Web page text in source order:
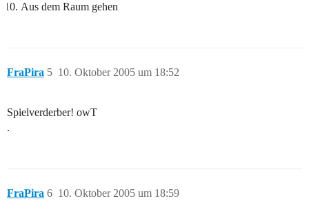
Aus dem Raum gehen
FraPira 10. Oktober 2005 um 18:52
5
Spielverderber! owT
.
FraPira 10. Oktober 2005 um 18:59
6